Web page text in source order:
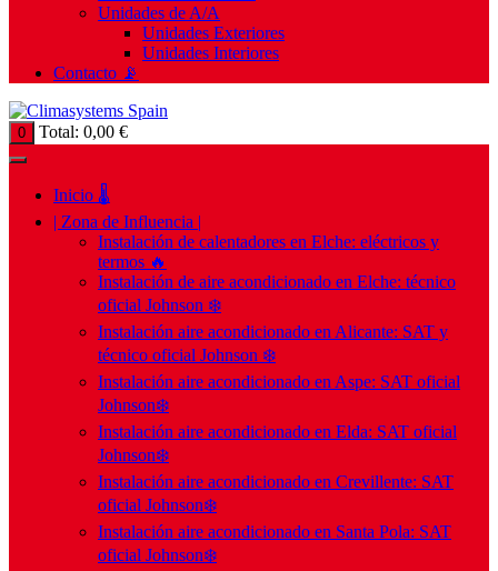
Unidades de A/A
Unidades Exteriores
Unidades Interiores
Contacto 📡
0 Total: 0,00 €
Inicio 🌡️
| Zona de Influencia |
Instalación de calentadores en Elche: eléctricos y
termos 🔥
Instalación de aire acondicionado en Elche: técnico
oficial Johnson ❄️
Instalación aire acondicionado en Alicante: SAT y
técnico oficial Johnson ❄️
Instalación aire acondicionado en Aspe: SAT oficial
Johnson❄️
Instalación aire acondicionado en Elda: SAT oficial
Johnson❄️
Instalación aire acondicionado en Crevillente: SAT
oficial Johnson❄️
Instalación aire acondicionado en Santa Pola: SAT
oficial Johnson❄️